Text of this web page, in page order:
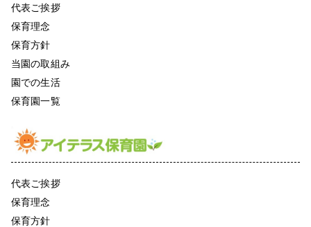
代表ご挨拶
保育理念
保育方針
当園の取組み
園での生活
保育園一覧
代表ご挨拶
保育理念
保育方針